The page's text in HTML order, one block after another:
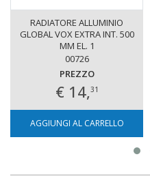
RADIATORE ALLUMINIO
GLOBAL VOX EXTRA INT. 500
MM EL. 1
00726
PREZZO
€ 14,31
AGGIUNGI AL CARRELLO